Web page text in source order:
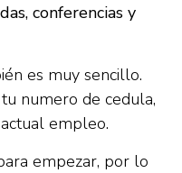
conferencias y
es muy sencillo.
numero de cedula,
empleo.
empezar, por lo